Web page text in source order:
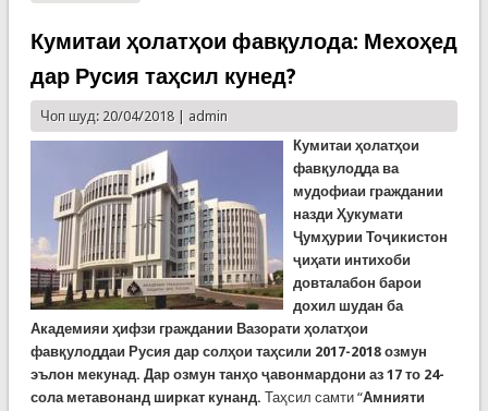
Кумитаи ҳолатҳои фавқулода: Мехоҳед
дар Русия таҳсил кунед?
Чоп шуд: 20/04/2018 | admin
Кумитаи ҳолатҳои
фавқулодда ва
мудофиаи граждании
назди Ҳукумати
Ҷумҳурии Тоҷикистон
ҷиҳати интихоби
довталабон барои
дохил шудан ба
Академияи ҳифзи граждании Вазорати ҳолатҳои
фавқулоддаи Русия дар солҳои таҳсили 2017-2018 озмун
эълон мекунад. Дар озмун танҳо ҷавонмардони аз 17 то 24-
сола метавонанд ширкат кунанд. Таҳсил самти “Амнияти